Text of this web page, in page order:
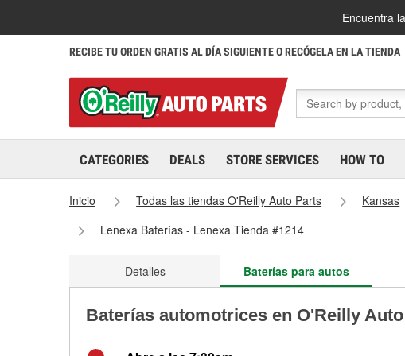
Encuentra
RECIBE TU ORDEN GRATIS AL DÍA SIGUIENTE O RECÓGELA EN LA TIENDA
CATEGORIES DEALS STORE SERVICES HOW TO
Inicio Todas las tiendas O'Reilly Auto Parts Kansas
Lenexa Baterías - Lenexa Tienda #1214
Detalles Baterías para autos
Baterías automotrices en O'Reilly